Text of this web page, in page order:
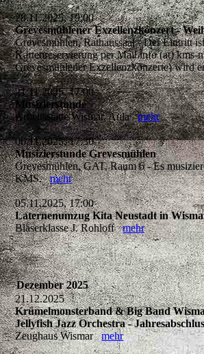
28.11.2025, 19:00
Grevesmühlener Exzellenzkonzert -
Grevesmühlen, Rathaussaal - Der Eintritt
Kartenreservierung per Mail info (at) kms-
Grevesmühlener Exzellenzkonzerte) wird
21.11.2025, 17:00
Musizierstunde
Arbeitsstätte Wismar, Aulamehr
06.11.2025, 17:30
Musizierstunde Grevesmühlen
Grevesmühlen, GAT, Raum 6 - Es
KMS.mehr
05.11.2025, 17:00
Laternenumzug Kita Neustadt in
Bläserklasse J. Rohloffmehr
Dezember 2025
21.12.2025
Krümelmonsterband & Big Band
Jellyfish Jazz Orchestra -
Zeughaus Wismarmehr